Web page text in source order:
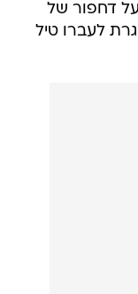
דחפור של
לעברו טיל